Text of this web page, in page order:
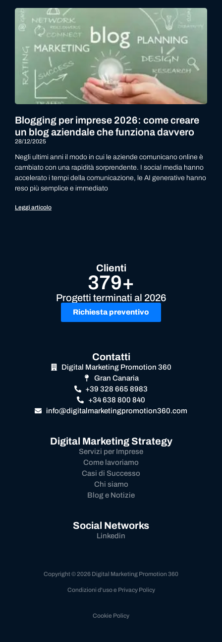
Blogging per imprese 2026: come creare
un blog aziendale che funziona davvero
28/12/2025
Negli ultimi anni il modo in cui le aziende comunicano online è
cambiato con una rapidità sorprendente. I social media hanno
accelerato i tempi della comunicazione, le AI generative hanno
reso più semplice e immediato
Leggi articolo
Clienti
379+
Progetti terminati al 2026
Richiesta preventivo
Contatti
Digital Marketing Promotion 360
Gran Canaria
+39 328 665 8983
+34 638 800 840
info@digitalmarketingpromotion360.com
Digital Marketing Strategy
Servizi per Imprese
Come lavoriamo
Casi di Successo
Chi siamo
Blog e Notizie
Social Networks
Linkedin
Copyright © 2026 Digital Marketing Promotion 360
Condizioni d'uso e Privacy Policy
Cookie Policy